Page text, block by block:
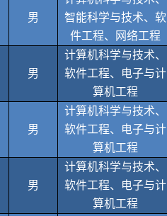
男
智能科学与技术、软
件工程、网络工程
男
计算机科学与技术、
软件工程、电子与计
算机工程
男
计算机科学与技术、
软件工程、电子与计
算机工程
男
计算机科学与技术、
软件工程、电子与计
算机工程